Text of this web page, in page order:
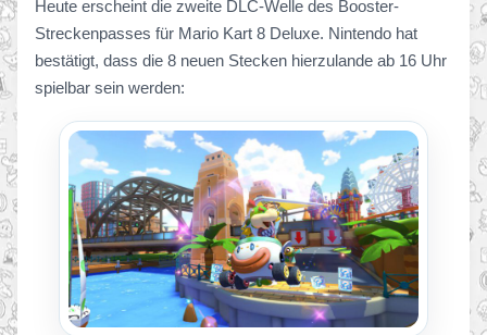
Heute erscheint die zweite DLC-Welle des Booster-
Streckenpasses für Mario Kart 8 Deluxe. Nintendo hat
bestätigt, dass die 8 neuen Stecken hierzulande ab 16 Uhr
spielbar sein werden: